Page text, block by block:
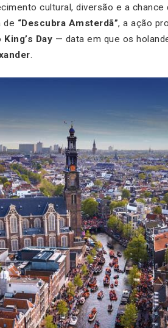
cultural, diversão e a
de “Descubra Amsterdã”, a ação
King’s Day — data em que os
.